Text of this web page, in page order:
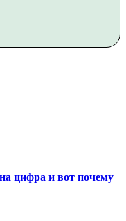
цифра и вот почему